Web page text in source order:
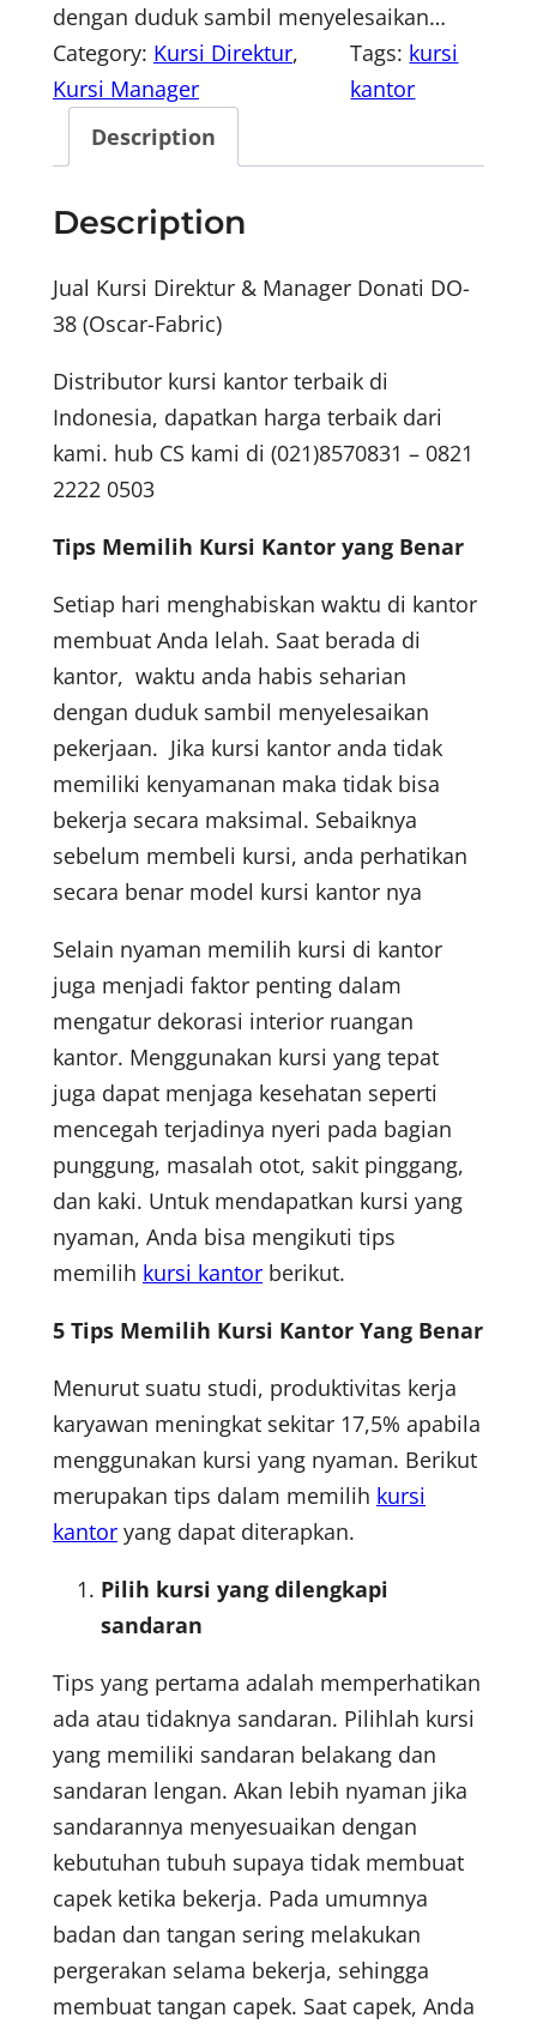
dengan duduk sambil menyelesaikan…
Category: Kursi Direktur
Kursi Manager
Tags: kursi
kantor
Description
Description
Jual Kursi Direktur & Manager Donati DO-
38 (Oscar-Fabric)
Distributor kursi kantor terbaik di
Indonesia, dapatkan harga terbaik dari
kami. hub CS kami di (021)8570831 – 0821
2222 0503
Tips Memilih Kursi Kantor yang Benar
Setiap hari menghabiskan waktu di kantor
membuat Anda lelah. Saat berada di
kantor, waktu anda habis seharian
dengan duduk sambil menyelesaikan
pekerjaan. Jika kursi kantor anda tidak
memiliki kenyamanan maka tidak bisa
bekerja secara maksimal. Sebaiknya
sebelum membeli kursi, anda perhatikan
secara benar model kursi kantor nya
Selain nyaman memilih kursi di kantor
juga menjadi faktor penting dalam
mengatur dekorasi interior ruangan
kantor. Menggunakan kursi yang tepat
juga dapat menjaga kesehatan seperti
mencegah terjadinya nyeri pada bagian
punggung, masalah otot, sakit pinggang,
dan kaki. Untuk mendapatkan kursi yang
nyaman, Anda bisa mengikuti tips
memilih kursi kantor berikut.
5 Tips Memilih Kursi Kantor Yang Benar
Menurut suatu studi, produktivitas kerja
karyawan meningkat sekitar 17,5% apabila
menggunakan kursi yang nyaman. Berikut
merupakan tips dalam memilih kursi
kantor yang dapat diterapkan.
Pilih kursi yang dilengkapi
sandaran
Tips yang pertama adalah memperhatikan
ada atau tidaknya sandaran. Pilihlah kursi
yang memiliki sandaran belakang dan
sandaran lengan. Akan lebih nyaman jika
sandarannya menyesuaikan dengan
kebutuhan tubuh supaya tidak membuat
capek ketika bekerja. Pada umumnya
badan dan tangan sering melakukan
pergerakan selama bekerja, sehingga
membuat tangan capek. Saat capek, Anda